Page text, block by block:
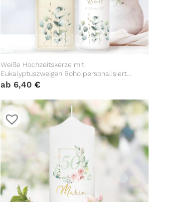
Weiße Hochzeitskerze mit
Eukalyptuszweigen Boho personalisiert
Hochzeitsgeschenk Spruch
ab 6,40 €